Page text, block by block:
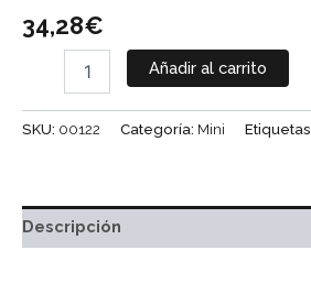
34,28€
Añadir al carrito
SKU: 00122 Categoría: Mini
Descripción